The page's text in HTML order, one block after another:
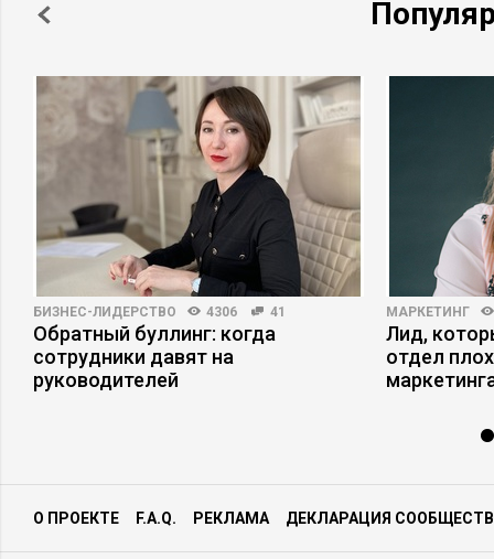
БИЗНЕС-ЛИДЕРСТВО 4306 41
Обратный буллинг: когда
сотрудники давят на
руководителей
МАРКЕТИНГ
Лид,
отдел
О ПРОЕКТЕ F.A.Q. РЕКЛАМА ДЕКЛАРАЦИЯ